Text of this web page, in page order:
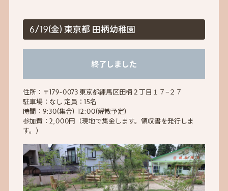
6/19(金) 東京都 田柄幼稚園
終了しました
住所：〒179-0073 東京都練馬区田柄２丁目１７−２７
駐車場：なし 定員：15名
時間：9:30(集合)-12:00(解散予定)
参加費：2,000円（現地で集金します。領収書を発行しま
す。）